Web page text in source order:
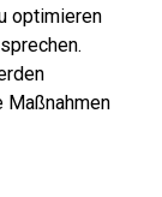
optimieren